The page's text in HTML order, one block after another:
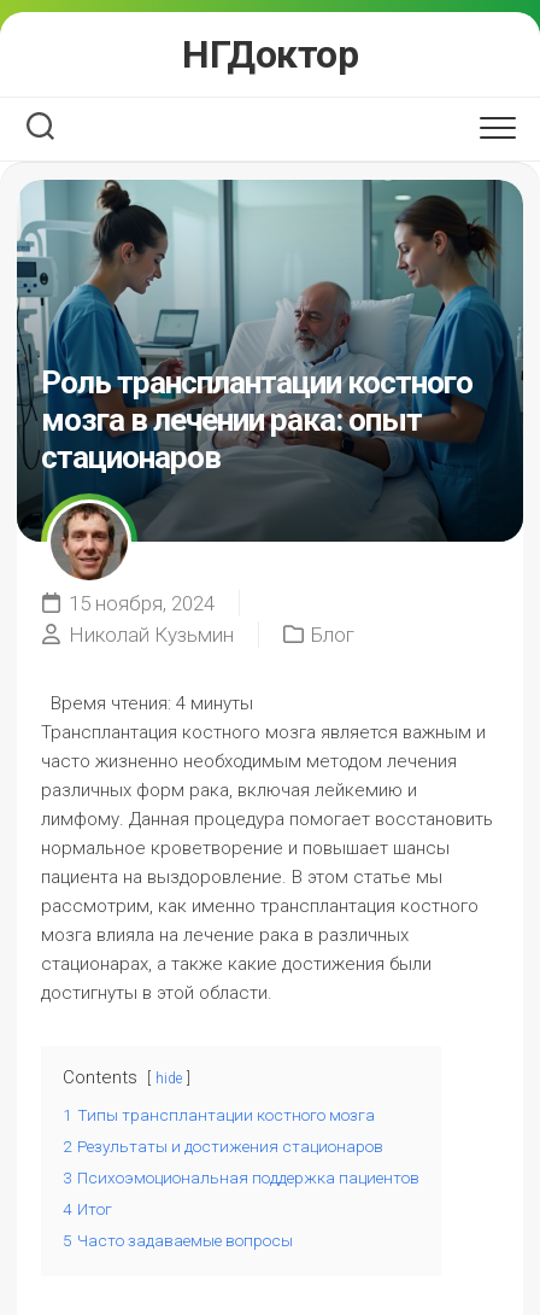
Перейти
НГДоктор
Роль трансплантации костного
мозга в лечении рака: опыт
стационаров
15 ноября, 2024
Николай Кузьмин
Блог
Время чтения: 4 минуты
Трансплантация костного мозга является важным и
часто жизненно необходимым методом лечения
различных форм рака, включая лейкемию и
лимфому. Данная процедура помогает восстановить
нормальное кроветворение и повышает шансы
пациента на выздоровление. В этом статье мы
рассмотрим, как именно трансплантация костного
мозга влияла на лечение рака в различных
стационарах, а также какие достижения были
достигнуты в этой области.
Contents hide
1 Типы трансплантации костного мозга
2 Результаты и достижения стационаров
3 Психоэмоциональная поддержка пациентов
4 Итог
5 Часто задаваемые вопросы